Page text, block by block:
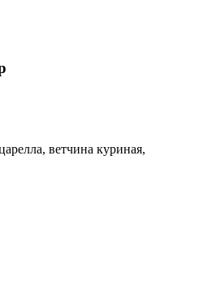
ветчина куриная,